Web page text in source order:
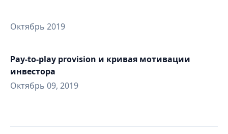
Октябрь 2019
Pay-to-play provision и кривая мотивации
инвестора
Октябрь 09, 2019